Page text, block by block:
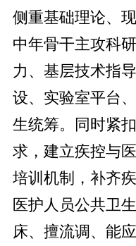
侧重基础理论、
中年骨干主攻科
力、基层技术指
设、实验室平台
生统筹。同时紧
求，建立疾控与
培训机制，补齐
医护人员公共卫
床、擅流调、能